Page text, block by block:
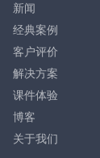
新闻
经典案例
客户评价
解决方案
课件体验
博客
关于我们